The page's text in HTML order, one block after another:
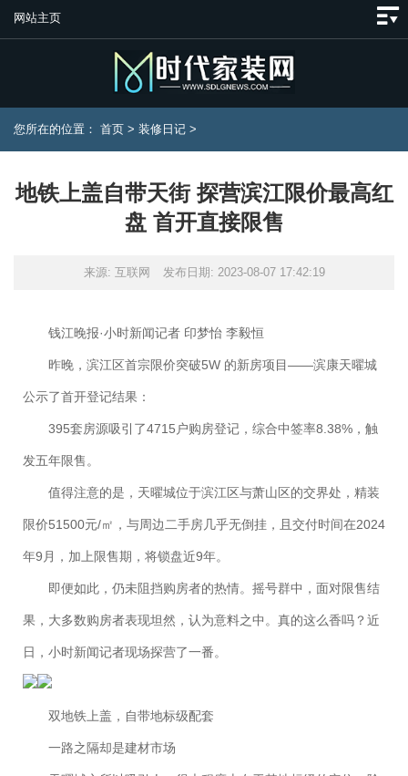
网站主页
您所在的位置： 首页 > 装修日记 >
地铁上盖自带天街 探营滨江限价最高红
盘 首开直接限售
来源: 互联网 发布日期: 2023-08-07 17:42:19
钱江晚报·小时新闻记者 印梦怡 李毅恒
昨晚，滨江区首宗限价突破5W 的新房项目——滨康天曜城
公示了首开登记结果：
395套房源吸引了4715户购房登记，综合中签率8.38%，触
发五年限售。
值得注意的是，天曜城位于滨江区与萧山区的交界处，精装
限价51500元/㎡，与周边二手房几乎无倒挂，且交付时间在2024
年9月，加上限售期，将锁盘近9年。
即便如此，仍未阻挡购房者的热情。摇号群中，面对限售结
果，大多数购房者表现坦然，认为意料之中。真的这么香吗？近
日，小时新闻记者现场探营了一番。
双地铁上盖，自带地标级配套
一路之隔却是建材市场